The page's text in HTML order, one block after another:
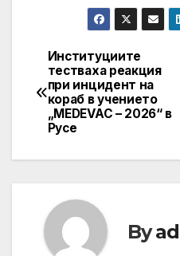
Post
navigation
Институциите
тестваха реакция
при инцидент на
кораб в учението
„MEDEVAC – 2026“ в
Русе
By